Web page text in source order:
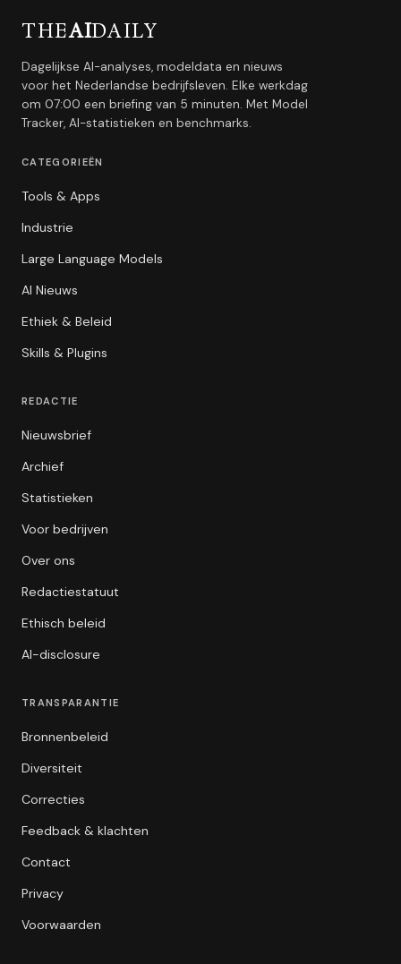
THEAIDAILY
Dagelijkse AI-analyses, modeldata en nieuws
voor het Nederlandse bedrijfsleven. Elke werkdag
om 07:00 een briefing van 5 minuten. Met Model
Tracker, AI-statistieken en benchmarks.
CATEGORIEËN
Tools & Apps
Industrie
Large Language Models
AI Nieuws
Ethiek & Beleid
Skills & Plugins
REDACTIE
Nieuwsbrief
Archief
Statistieken
Voor bedrijven
Over ons
Redactiestatuut
Ethisch beleid
AI-disclosure
TRANSPARANTIE
Bronnenbeleid
Diversiteit
Correcties
Feedback & klachten
Contact
Privacy
Voorwaarden